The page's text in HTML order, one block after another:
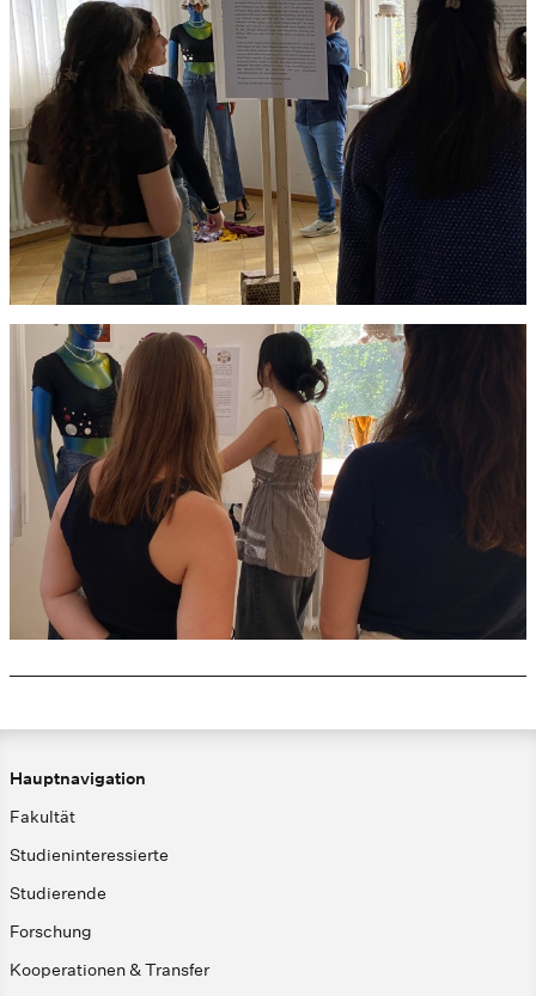
Hauptnavigation
Fakultät
Studieninteressierte
Studierende
Forschung
Kooperationen & Transfer